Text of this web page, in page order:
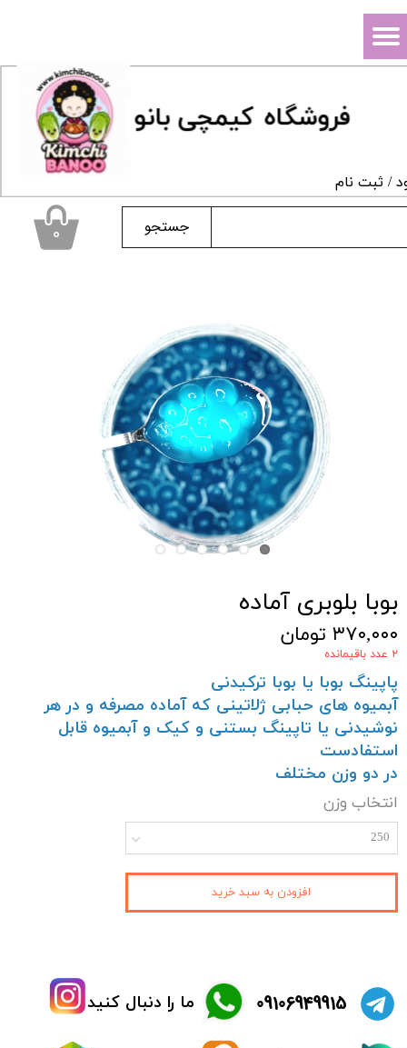
فروشگاه کیمچی بانو
جستجو
/ ثبت نام
حساب کاربری من
سفارشات
۰
بوبا بلوبری آماده
۳۷۰,۰۰۰ تومان
۲ عدد باقیمانده
پاپینگ بوبا یا بوبا ترکیدنی
آبمیوه های حبابی ژلاتینی که آماده مصرفه و در هر
نوشیدنی یا تاپینگ بستنی و کیک و آبمیوه قابل
استفادست
در دو وزن مختلف
انتخاب وزن
250
افزودن به سبد خرید
ما را دنبال کنید ​09106949915